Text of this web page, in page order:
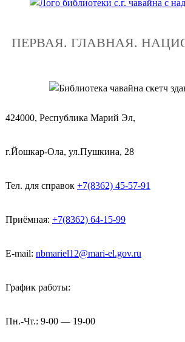
ПЕРВАЯ. ГЛАВНАЯ.
424000, Республика Марий Эл,
г.Йошкар-Ола, ул.Пушкина, 28
Тел. для справок +7(8362) 45-57-91
Приёмная: +7(8362) 64-15-99
E-mail: nbmariel12@mari-el.gov.ru
График работы:
Пн.-Чт.: 9-00 — 19-00